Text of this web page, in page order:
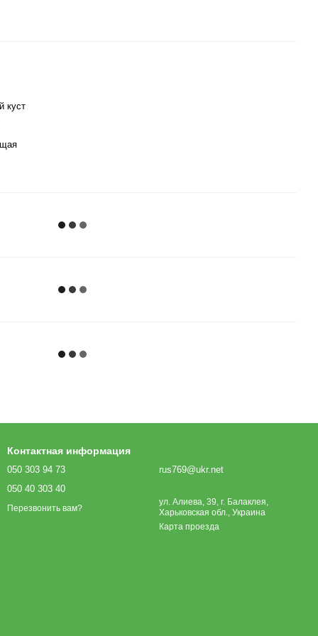
куст
Контактная информация
050 303 94 73
050 40 303 40
Перезвонить вам?
rus769@ukr.net
ул. Алиева, 39, г. Балаклея,
Харьковская обл., Украина
Карта проезда